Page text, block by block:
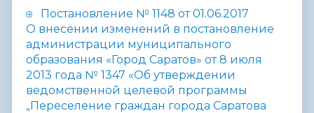
Постановление № 1148 от 01.06.2017
О внесении изменений в постановление
администрации муниципального
образования «Город Саратов» от 8 июля
2013 года № 1347 «Об утверждении
ведомственной целевой программы
„Переселение граждан города Саратова